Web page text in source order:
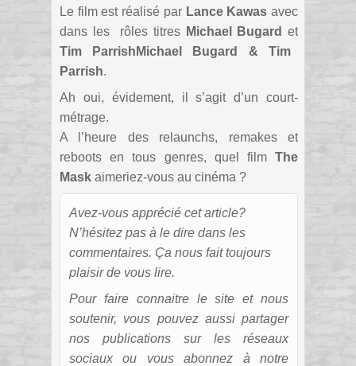
Le film est réalisé par Lance Kawasavec
dans les rôles titres Michael Bugardet
Tim ParrishMichael Bugard & Tim
Parrish.
Ah oui, évidement, il s’agit d’un court-
métrage.
A l’heure des relaunchs, remakes et
reboots en tous genres, quel film The
Mask aimeriez-vous au cinéma ?
Avez-vous apprécié cet article?
N’hésitez pas à le dire dans les
commentaires. Ça nous fait toujours
plaisir de vous lire.
Pour faire connaitre le site et nous
soutenir, vous pouvez aussi partager
nos publications sur les réseaux
sociaux ou vous abonnez à notre